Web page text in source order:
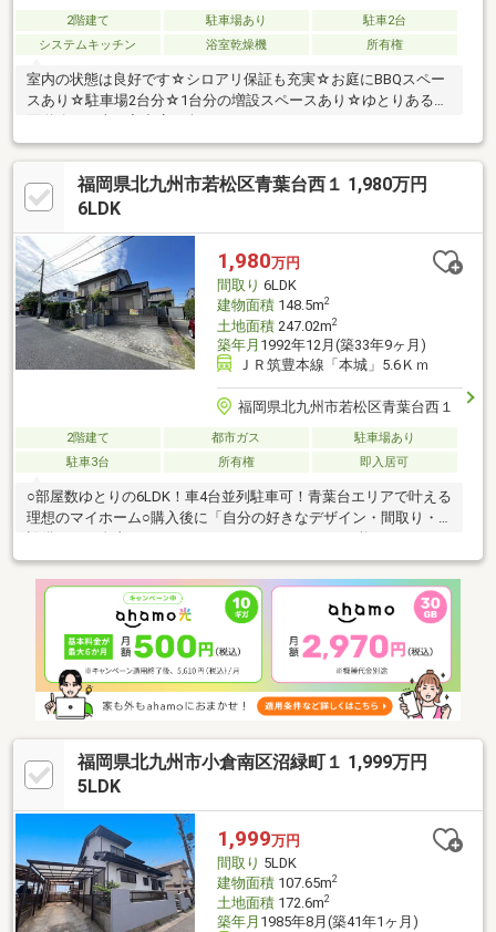
2階建て 駐車場あり
駐車2台
システムキッチン
浴室乾燥機 所有権
室内の状態は良好です☆シロアリ保証も充実☆お庭にBBQスペー
スあり☆駐車場2台分☆1台分の増設スペースあり☆ゆとりある前
福岡県北九州市若松区青葉台西１ 1,980万円
6LDK
1,980万円
間取り 6LDK
建物面積148.5m2
土地面積247.02m2
築年月 1992年12月(築33年9ヶ月)
ＪＲ筑豊本線「本城」5.6Ｋｍ
福岡県北九州市若松区青葉台西１
2階建て 都市ガス
駐車場あり
駐車3台
所有権 即入居可
○部屋数ゆとりの6LDK！車4台並列駐車可！青葉台エリアで叶える
理想のマイホーム○購入後に「自分の好きなデザイン・間取り・
ォーム内容お気軽にご相談ください♪○室内は6LDK＋納戸と部屋数
が多く、子ども部屋、書斎、趣味の部屋など、家族それぞれのプ
ライベート空間をしっかり確保できます。
福岡県北九州市小倉南区沼緑町１ 1,999万円
5LDK
1,999万円
間取り 5LDK
建物面積107.65m2
土地面積172.6m2
築年月 1985年8月(築41年1ヶ月)